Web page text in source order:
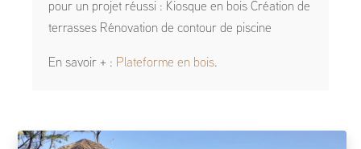
pour un projet réussi : Kiosque en bois Création de
terrasses Rénovation de contour de piscine
En savoir + : Plateforme en bois.